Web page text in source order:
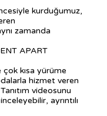
kurduğumuz,
zamanda
APART
kısa yürüme
hizmet veren
videosunu
ayrıntılı